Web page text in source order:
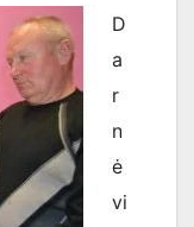
D
a
r
n
ė
vi